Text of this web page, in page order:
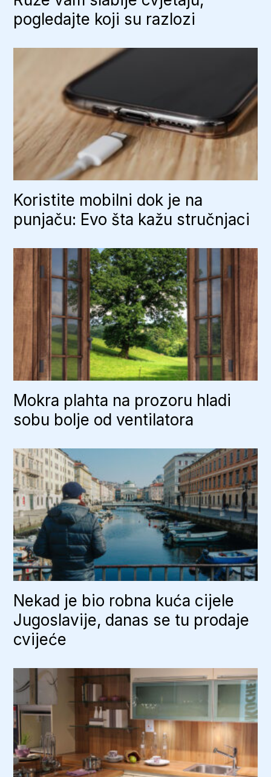
pogledajte koji su razlozi
Koristite mobilni dok je na
punjaču: Evo šta kažu stručnjaci
Mokra plahta na prozoru hladi
sobu bolje od ventilatora
Nekad je bio robna kuća cijele
Jugoslavije, danas se tu prodaje
cvijeće